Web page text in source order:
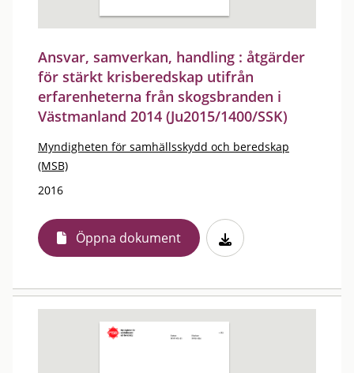
Ansvar, samverkan, handling : åtgärder
för stärkt krisberedskap utifrån
erfarenheterna från skogsbranden i
Västmanland 2014 (Ju2015/1400/SSK)
Myndigheten för samhällsskydd och beredskap
(MSB)
2016
Öppna dokument